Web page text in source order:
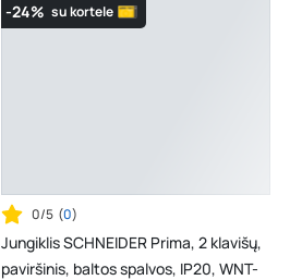
-24% su kortele
0/5 (0)
Jungiklis SCHNEIDER Prima, 2 klavišų,
paviršinis, baltos spalvos, IP20, WNT-